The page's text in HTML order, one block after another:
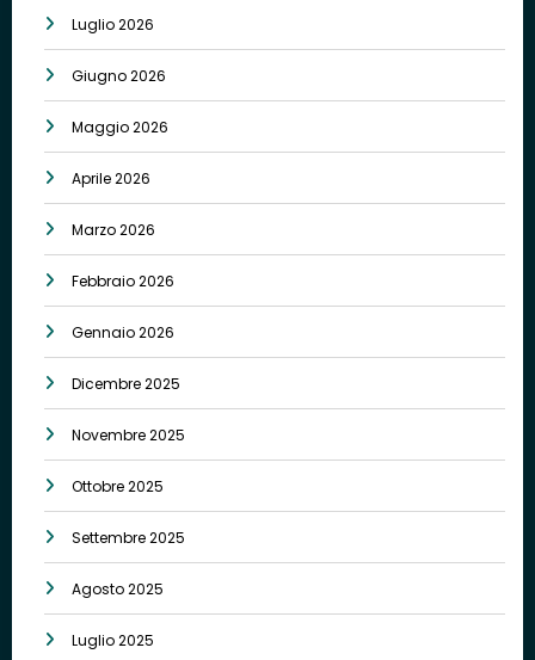
Luglio 2026
Giugno 2026
Maggio 2026
Aprile 2026
Marzo 2026
Febbraio 2026
Gennaio 2026
Dicembre 2025
Novembre 2025
Ottobre 2025
Settembre 2025
Agosto 2025
Luglio 2025